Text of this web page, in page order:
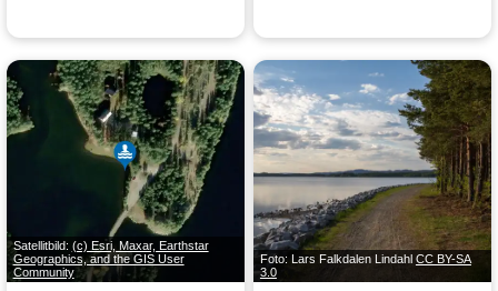
Satellitbild: (c) Esri, Maxar, Earthstar
Geographics, and the GIS User
Community
Foto: Lars Falkdalen Lindahl CC BY-SA
3.0